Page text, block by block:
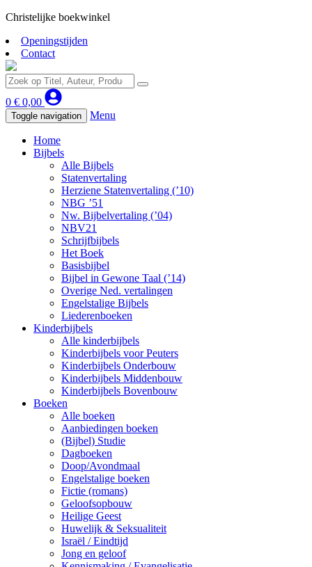
Christelijke boekwinkel
Openingstijden
Contact
0 € 0,00
Toggle navigation Menu
Home
Bijbels
Alle Bijbels
Statenvertaling
Herziene Statenvertaling (’10)
NBG ’51
Nw. Bijbelvertaling (’04)
NBV21
Schrijfbijbels
Het Boek
Basisbijbel
Bijbel in Gewone Taal (’14)
Overige Ned. vertalingen
Engelstalige Bijbels
Liederenboeken
Kinderbijbels
Alle kinderbijbels
Kinderbijbels voor Peuters
Kinderbijbels Onderbouw
Kinderbijbels Middenbouw
Kinderbijbels Bovenbouw
Boeken
Alle boeken
Aanbiedingen boeken
(Bijbel) Studie
Dagboeken
Doop/Avondmaal
Engelstalige boeken
Fictie (romans)
Geloofsopbouw
Heilige Geest
Huwelijk & Seksualiteit
Israël / Eindtijd
Jong en geloof